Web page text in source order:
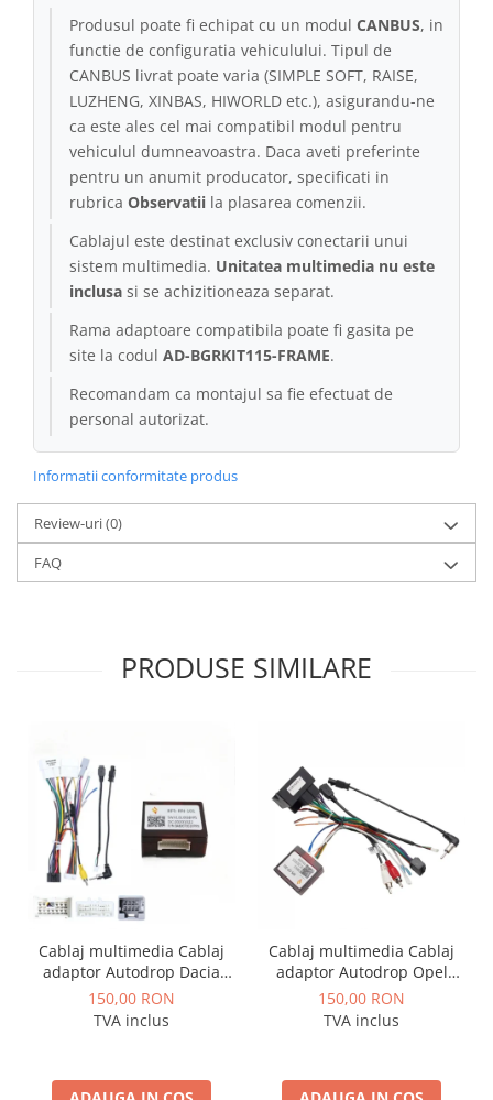
Conectică Kia
Conectică Hyundai
Conectică Mitsubishi
Lumini ambientale
Produsul poate fi echipat cu un modul CANBUS, in
functie de configuratia vehiculului. Tipul de
CANBUS livrat poate varia (SIMPLE SOFT, RAISE,
LUZHENG, XINBAS, HIWORLD etc.), asigurandu-ne
ca este ales cel mai compatibil modul pentru
vehiculul dumneavoastra. Daca aveti preferinte
pentru un anumit producator, specificati in
rubrica Observatii la plasarea comenzii.
Cablajul este destinat exclusiv conectarii unui
sistem multimedia. Unitatea multimedia nu este
inclusa si se achizitioneaza separat.
Rama adaptoare compatibila poate fi gasita pe
site la codul AD-BGRKIT115-FRAME.
Recomandam ca montajul sa fie efectuat de
personal autorizat.
Informatii conformitate produs
Review-uri(0)
FAQ
PRODUSE SIMILARE
Cablaj multimedia Cablaj
adaptor Autodrop Dacia
Logan / Sandero pentru
Navigatii multimedia
150,00 RON
TVA inclus
Cablaj multimedia Cablaj
adaptor Autodrop Opel
pentru Navigatii
multimedia Android
150,00 RON
TVA inclus